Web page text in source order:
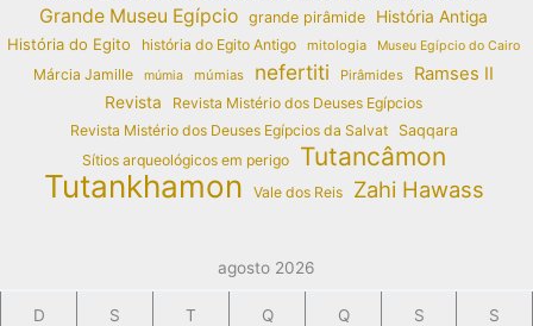
Grande Museu Egípcio grande pirâmide
História Antiga
História do Egito
história do Egito Antigo mitologia Museu Egípcio do Cairo
Márcia Jamille múmia múmias nefertiti Pirâmides Ramses II
Revista
Revista Mistério dos Deuses Egípcios
Revista Mistério dos Deuses Egípcios da Salvat
Saqqara
Sítios arqueológicos em perigo
Tutancâmon
Tutankhamon Vale dos Reis Zahi Hawass
agosto 2026
D S T Q Q S S